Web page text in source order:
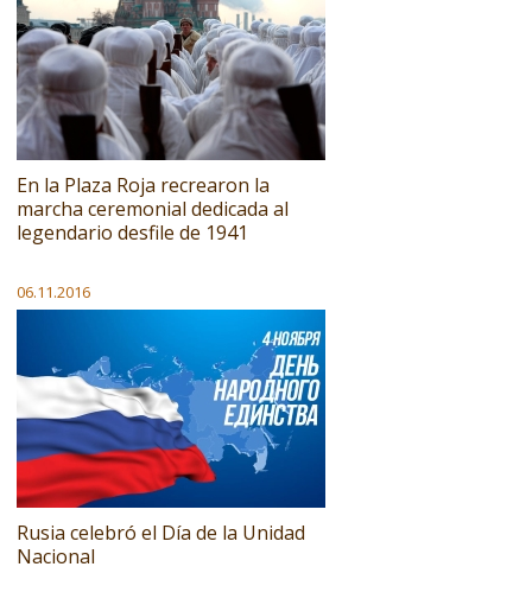
En la Plaza Roja recrearon la
marcha ceremonial dedicada al
legendario desfile de 1941
06.11.2016
Rusia celebró el Día de la Unidad
Nacional